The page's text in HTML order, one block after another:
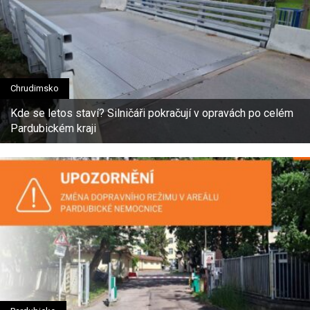
Chrudimsko
Kde se letos staví? Silničáři pokračují v opravách po celém
Pardubickém kraji